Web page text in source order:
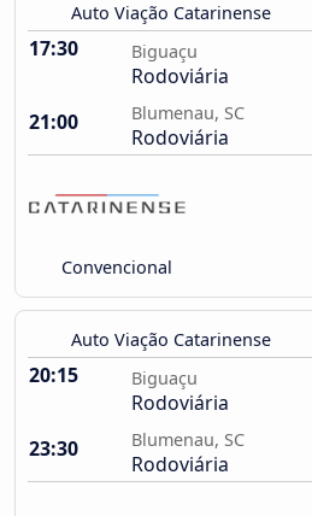
Auto Viação Catarinense
17:30 Biguaçu
Rodoviária
21:00
Blumenau, SC
Rodoviária
Convencional
Auto Viação Catarinense
20:15 Biguaçu
Rodoviária
23:30
Blumenau, SC
Rodoviária